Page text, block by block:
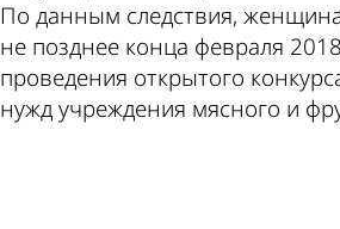
По данным следствия,
не позднее конца февраля
проведения открытого
нужд учреждения мясного и